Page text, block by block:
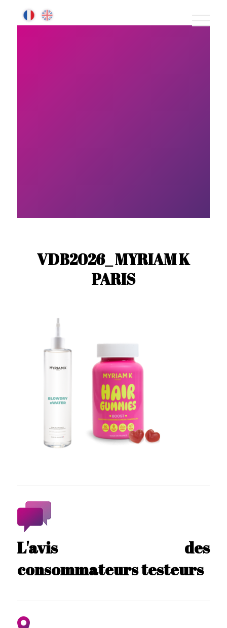
VDB2026_ MYRIAM K
PARIS
L'avis des
consommateurs testeurs